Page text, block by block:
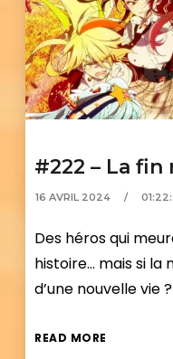
#222 – La fin
16 AVRIL 2024
Des héros qui
histoire… mais si la
d’une nouvelle vie ?
READ MORE